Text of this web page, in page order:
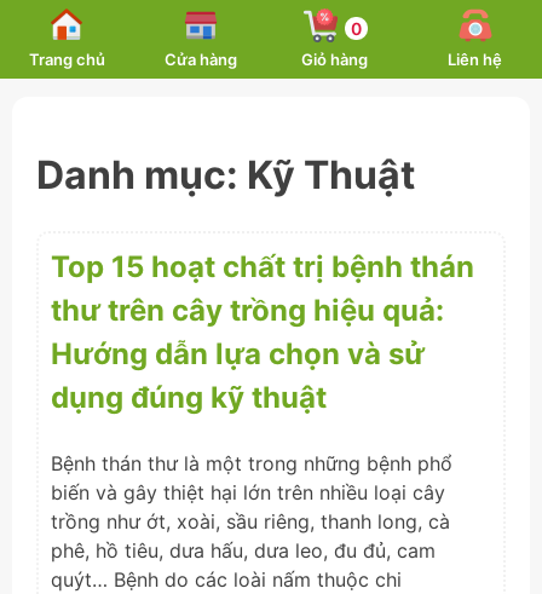
content
Trang chủ Cửa hàng
0
Giỏ hàng Liên hệ
Danh mục: Kỹ Thuật
Top 15 hoạt chất trị bệnh thán
thư trên cây trồng hiệu quả:
Hướng dẫn lựa chọn và sử
dụng đúng kỹ thuật
Bệnh thán thư là một trong những bệnh phổ
biến và gây thiệt hại lớn trên nhiều loại cây
trồng như ớt, xoài, sầu riêng, thanh long, cà
phê, hồ tiêu, dưa hấu, dưa leo, đu đủ, cam
quýt… Bệnh do các loài nấm thuộc chi